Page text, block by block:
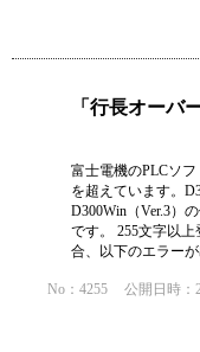
「行長オーバー
富士電機のPLCソフ
を超えています。
D300Win（Ver.3）
です。 255文字以
合、以下のエラー
No：4255 公開日時：